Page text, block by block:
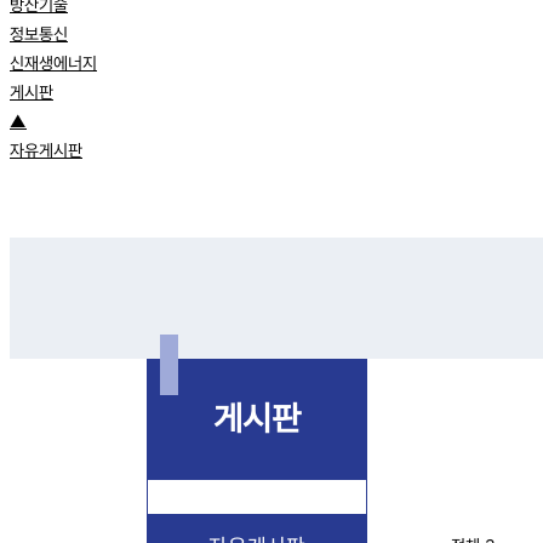
방산기술
정보통신
신재생에너지
게시판
▲
자유게시판
게시판